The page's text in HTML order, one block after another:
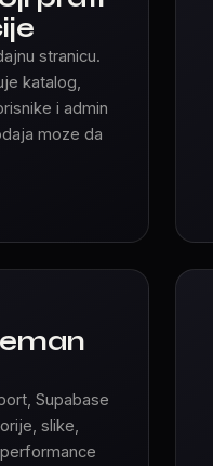
stranicu.
katalog,
i admin
moze da
Supabase
slike,